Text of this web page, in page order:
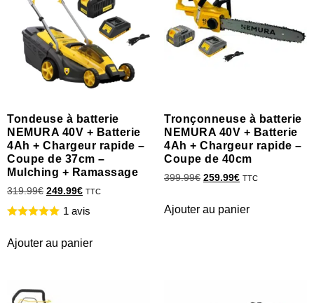
Tondeuse à batterie
NEMURA 40V + Batterie
4Ah + Chargeur rapide –
Coupe de 37cm –
Mulching + Ramassage
319.99€ 249.99€ TTC
1 avis
Ajouter au panier
Tronçonneuse à batterie
NEMURA 40V + Batterie
4Ah + Chargeur rapide –
Coupe de 40cm
399.99€ 259.99€ TTC
Ajouter au panier